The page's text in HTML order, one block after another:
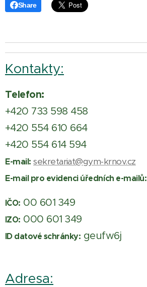
Share
Kontakty:
Telefon:
+420 733 598 458
+420 554 610 664
+420 554 614 594
E-mail: sekretariat@gym-krnov.cz
E-mail pro evidenci úředních e-mailů:
IČO: 00 601 349
IZO: 000 601 349
ID datové schránky: geufw6j
Adresa: